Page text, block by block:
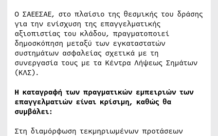
Ο ΣΑΕΕΣΑΕ, στο πλαίσιο της θεσμικής του δράσης
για την ενίσχυση της επαγγελματικής
αξιοπιστίας του κλάδου, πραγματοποιεί
δημοσκόπηση μεταξύ των εγκαταστατών
συστημάτων ασφαλείας σχετικά με τη
συνεργασία τους με τα Κέντρα Λήψεως Σημάτων
(ΚΛΣ).
Η καταγραφή των πραγματικών εμπειριών των
επαγγελματιών είναι κρίσιμη, καθώς θα
συμβάλει:
Στη διαμόρφωση τεκμηριωμένων προτάσεων